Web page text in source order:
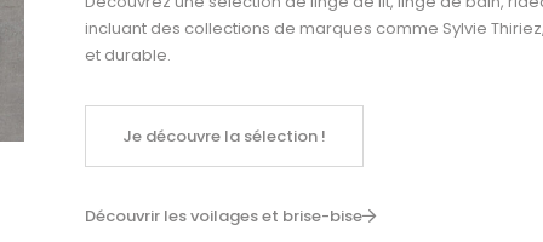
incluant des collections de marques comme Sylvie Thiriez,
et durable.
Je découvre la sélection !
Découvrir les voilages et brise-bise